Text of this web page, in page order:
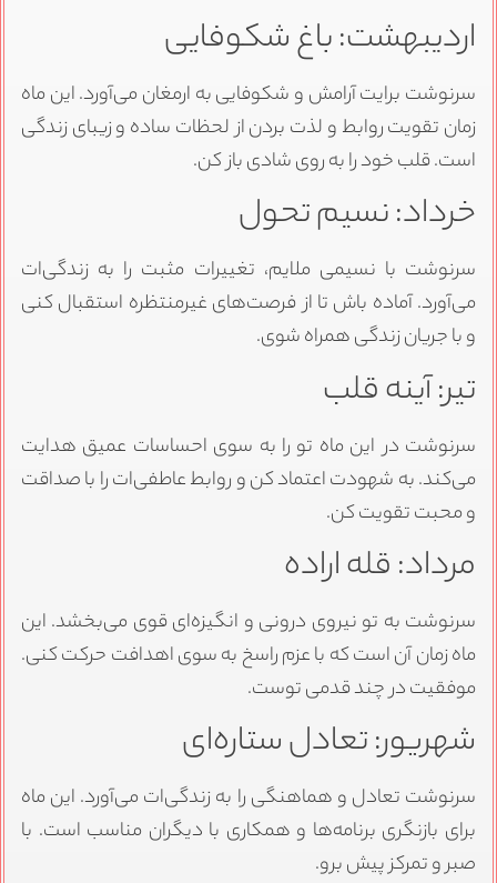
اردیبهشت: باغ شکوفایی
سرنوشت برایت آرامش و شکوفایی به ارمغان می‌آورد. این ماه
زمان تقویت روابط و لذت بردن از لحظات ساده و زیبای زندگی
است. قلب خود را به روی شادی باز کن.
خرداد: نسیم تحول
سرنوشت با نسیمی ملایم، تغییرات مثبت را به زندگی‌ات
می‌آورد. آماده باش تا از فرصت‌های غیرمنتظره استقبال کنی
و با جریان زندگی همراه شوی.
تیر: آینه قلب
سرنوشت در این ماه تو را به سوی احساسات عمیق هدایت
می‌کند. به شهودت اعتماد کن و روابط عاطفی‌ات را با صداقت
و محبت تقویت کن.
مرداد: قله اراده
سرنوشت به تو نیروی درونی و انگیزه‌ای قوی می‌بخشد. این
ماه زمان آن است که با عزم راسخ به سوی اهدافت حرکت کنی.
موفقیت در چند قدمی توست.
شهریور: تعادل ستاره‌ای
سرنوشت تعادل و هماهنگی را به زندگی‌ات می‌آورد. این ماه
برای بازنگری برنامه‌ها و همکاری با دیگران مناسب است. با
صبر و تمرکز پیش برو.